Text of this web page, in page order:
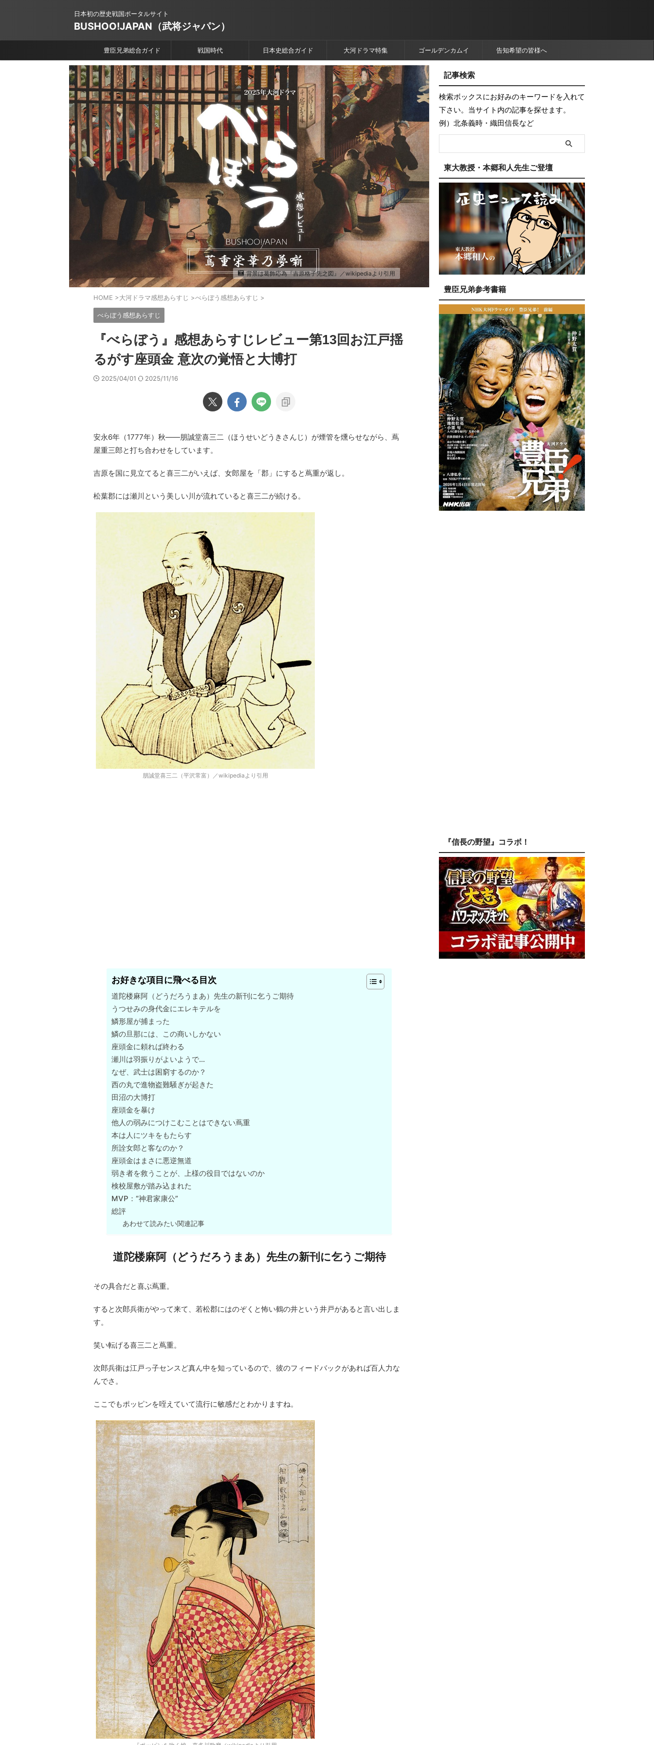
日本初の歴史戦国ポータルサイト
BUSHOO!JAPAN（武将ジャパン）
豊臣兄弟総合ガイド 戦国時代 日本史総合ガイド 大河ドラマ特集 ゴールデンカムイ 告知希望の皆様へ
背景は葛飾応為『吉原格子先之図』／wikipediaより引用
HOME >大河ドラマ感想あらすじ >べらぼう感想あらすじ >
べらぼう感想あらすじ
『べらぼう』感想あらすじレビュー第13回お江戸揺
るがす座頭金 意次の覚悟と大博打
2025/04/01 2025/11/16
安永6年（1777年）秋――朋誠堂喜三二（ほうせいどうきさんじ）が煙管を燻らせながら、蔦
屋重三郎と打ち合わせをしています。
吉原を国に見立てると喜三二がいえば、女郎屋を「郡」にすると蔦重が返し。
松葉郡には瀬川という美しい川が流れていると喜三二が続ける。
朋誠堂喜三二（平沢常富）／wikipediaより引用
お好きな項目に飛べる目次
道陀楼麻阿（どうだろうまあ）先生の新刊に乞うご期待
うつせみの身代金にエレキテルを
鱗形屋が捕まった
鱗の旦那には、この商いしかない
座頭金に頼れば終わる
瀬川は羽振りがよいようで…
なぜ、武士は困窮するのか？
西の丸で進物盗難騒ぎが起きた
田沼の大博打
座頭金を暴け
他人の弱みにつけこむことはできない蔦重
本は人にツキをもたらす
所詮女郎と客なのか？
座頭金はまさに悪逆無道
弱き者を救うことが、上様の役目ではないのか
検校屋敷が踏み込まれた
MVP：“神君家康公”
総評
あわせて読みたい関連記事
道陀楼麻阿（どうだろうまあ）先生の新刊に乞うご期待
その具合だと喜ぶ蔦重。
すると次郎兵衛がやって来て、若松郡にはのぞくと怖い鶴の井という井戸があると言い出しま
す。
笑い転げる喜三二と蔦重。
次郎兵衛は江戸っ子センスど真ん中を知っているので、彼のフィードバックがあれば百人力な
んでさ。
ここでもポッピンを咥えていて流行に敏感だとわかりますね。
記事検索
検索ボックスにお好みのキーワードを入れて
下さい。当サイト内の記事を探せます。
例）北条義時・織田信長など
東大教授・本郷和人先生ご登壇
豊臣兄弟参考書籍
『信長の野望』コラボ！